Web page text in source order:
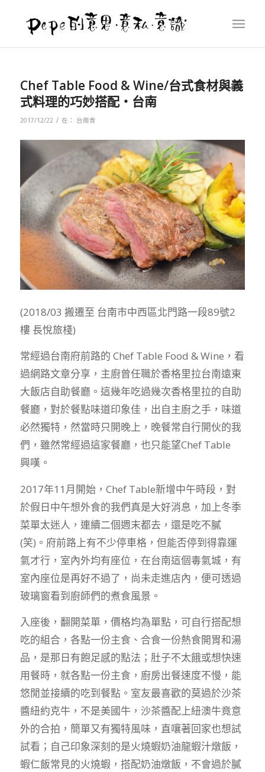
Chef Table Food & Wine/台式食材與義
式料理的巧妙搭配‧台南
2017/12/22 / 在： 台南食
(2018/03 搬遷至 台南市中西區北門路一段89號2
樓 長悅旅棧)
常經過台南府前路的 Chef Table Food & Wine，看
過網路文章分享，主廚曾任職於香格里拉台南遠東
大飯店自助餐廳。這幾年吃過幾次香格里拉的自助
餐廳，對於餐點味道印象佳，出自主廚之手，味道
必然獨特，然當時只開晚上，晚餐常自行開伙的我
們，雖然常經過這家餐廳，也只能望Chef Table
興嘆。
2017年11月開始，Chef Table新增中午時段，對
於假日中午想外食的我們真是大好消息，加上冬季
菜單太迷人，連續二個週末都去，還是吃不膩
(笑)。府前路上有不少停車格，但能否停到得靠運
氣才行，室內外均有座位，在台南這個毒氣城，有
室內座位是再好不過了，尚未走進店內，便可透過
玻璃窗看到廚師們的煮食風景。
入座後，翻開菜單，價格均為單點，可自行搭配想
吃的組合，各點一份主食、合食一份熱食開胃和湯
品，是那日有飽足感的點法；肚子不太餓或想快速
用餐時，就各點一份主食，廚房出餐速度不慢，能
悠閒並接續的吃到餐點。室友最喜歡的莫過於沙茶
醬紐約克牛，不是美國牛，沙茶醬配上紐澳牛竟意
外的合拍，簡單又有獨特風味，直嚷著回家也想試
試看；自己印象深刻的是火燒蝦奶油龍蝦汁燉飯，
蝦仁飯常見的火燒蝦，搭配奶油燉飯，不會過於膩